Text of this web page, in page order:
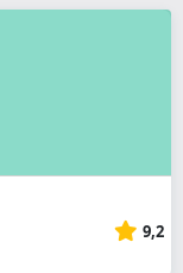
9,2